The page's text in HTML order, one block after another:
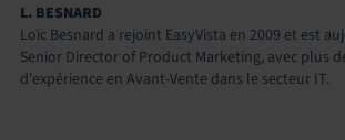
L. BESNARD
Loïc Besnard a rejoint EasyVista en 2009 et est
Senior Director of Product Marketing, avec plus
d'expérience en Avant-Vente dans le secteur IT.